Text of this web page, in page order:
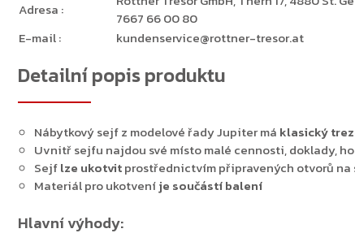
Detailní popis produktu
Nábytkový sejf z modelové řady Jupiter má klasický
Uvnitř sejfu najdou své místo malé cennosti, doklady,
Sejflze ukotvitprostřednictvím připravených otvorů na
Materiál pro ukotveníje součástí balení
Hlavní výhody:
Adresa :
7667 66 00 80
E-mail: kundenservice@rottner-tresor.at